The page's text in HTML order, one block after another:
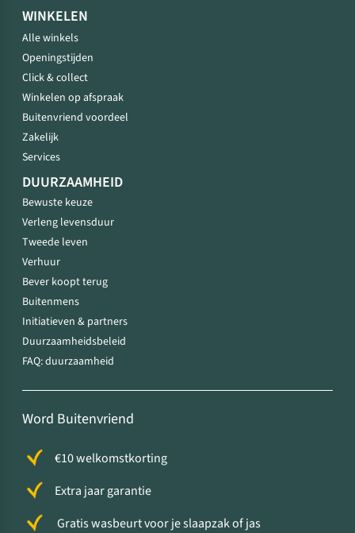
WINKELEN
Alle winkels
Openingstijden
Click & collect
Winkelen op afspraak
Buitenvriend voordeel
Zakelijk
Services
DUURZAAMHEID
Bewuste keuze
Verleng levensduur
Tweede leven
Verhuur
Bever koopt terug
Buitenmens
Initiatieven & partners
Duurzaamheidsbeleid
FAQ: duurzaamheid
Word Buitenvriend
€10 welkomstkorting
Extra jaar garantie
Gratis wasbeurt voor je slaapzak of jas